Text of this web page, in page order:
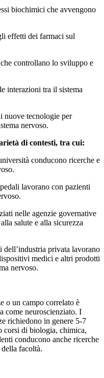
biochimici che avvengono
effetti dei farmaci sul
controllano lo sviluppo e
interazioni tra il sistema
nuove tecnologie per
nervoso.
di contesti, tra cui:
conducono ricerche e
lavorano con pazienti
nelle agenzie governative
salute e alla sicurezza
dell’industria privata lavorano
medici e altri prodotti
nervoso.
o un campo correlato è
come neuroscienziato. I
richiedono in genere 5-7
corsi di biologia, chimica,
conducono anche ricerche
facoltà.